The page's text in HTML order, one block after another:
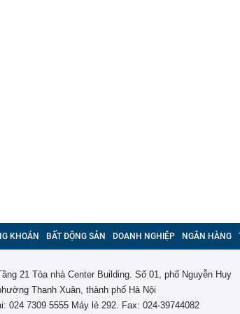
KHOÁN BẤT ĐỘNG SẢN DOANH NGHIỆP NGÂN HÀNG
21 Tòa nhà Center Building. Số 01, phố Nguyễn Huy
Thanh Xuân, thành phố Hà Nội
024 7309 5555 Máy lẻ 292. Fax: 024-39744082